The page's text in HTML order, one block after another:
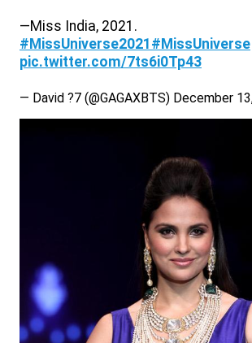
—Miss India, 2021.
#MissUniverse2021 #MissUniverse
pic.twitter.com/7ts6i0Tp43
— David ?7 (@GAGAXBTS) December